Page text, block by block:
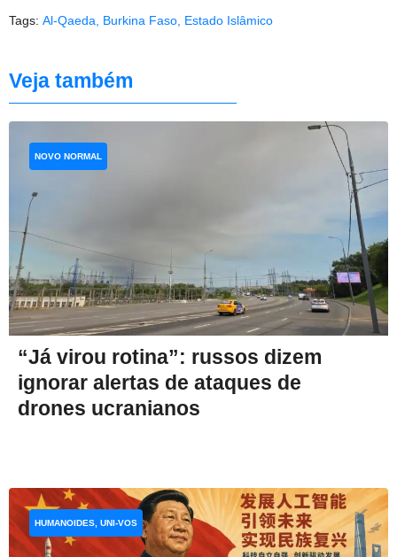
Tags: Al-Qaeda Burkina Faso Estado Islâmico
Veja também
“Já virou rotina”: russos dizem
ignorar alertas de ataques de
drones ucranianos
NOVO NORMAL
HUMANOIDES, UNI-VOS